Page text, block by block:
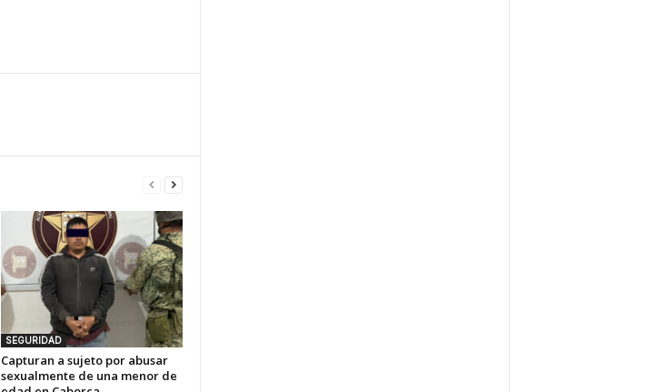
SEGURIDAD
Capturan a sujeto por abusar
sexualmente de una menor de